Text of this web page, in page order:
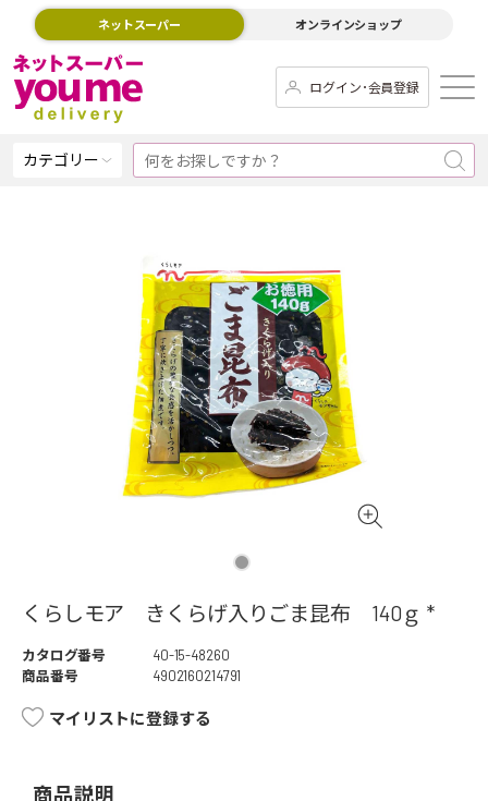
ネットスーパー オンラインショップ
ログイン･会員登録
カテゴリー
くらしモア きくらげ入りごま昆布 140ｇ *
カタログ番号
40-15-48260
商品番号
4902160214791
マイリストに登録する
商品説明